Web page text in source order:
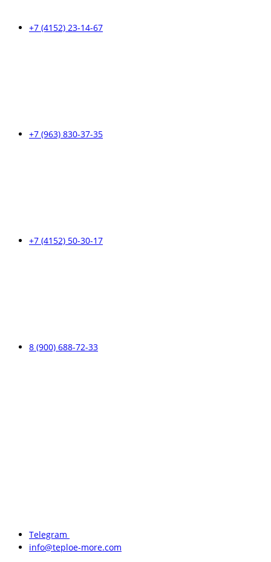
+7 (4152) 23-14-67
+7 (963) 830-37-35
+7 (4152) 50-30-17
8 (900) 688-72-33
Telegram
info@teploe-more.com